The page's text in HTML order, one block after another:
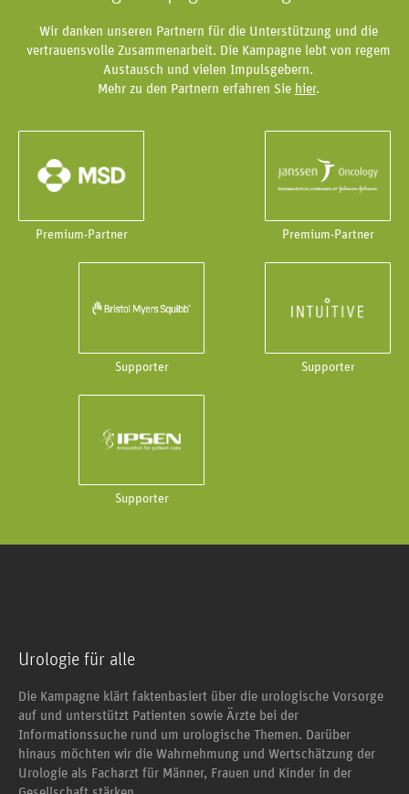
Wir danken unseren Partnern für die Unterstützung und die
vertrauensvolle Zusammenarbeit. Die Kampagne lebt von regem
Austausch und vielen Impulsgebern.
Mehr zu den Partnern erfahren Sie hier.
Premium-Partner Premium-Partner
Supporter Supporter
Supporter
Urologie für alle
Die Kampagne klärt faktenbasiert über die urologische Vorsorge
auf und unterstützt Patienten sowie Ärzte bei der
Informationssuche rund um urologische Themen. Darüber
hinaus möchten wir die Wahrnehmung und Wertschätzung der
Urologie als Facharzt für Männer, Frauen und Kinder in der